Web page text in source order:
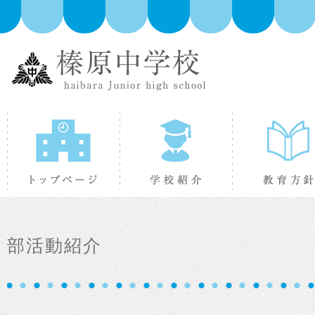
トップページ 学校紹介
部活動紹介